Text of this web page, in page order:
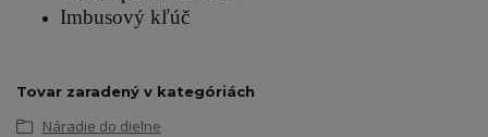
Imbusový kľúč
Tovar zaradený v kategóriách
Náradie do dielne